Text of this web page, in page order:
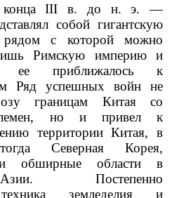
конца III в. до н. э. —
собой гигантскую
с которой можно
Римскую империю и
ее приближалось к
Ряд успешных войн не
границам Китая со
но и привел к
территории Китая, в
Северная Корея,
обширные области в
Постепенно
техника земледелия и